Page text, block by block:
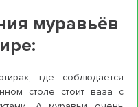
муравьёв
где соблюдается
столе стоит ваза с